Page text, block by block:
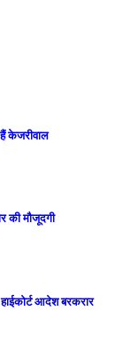
केजरीवाल
की मौजूदगी
आदेश बरकरार